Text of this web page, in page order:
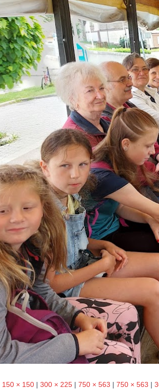
150 × 150 | 300 × 225 | 750 × 563 | 750 × 563 |